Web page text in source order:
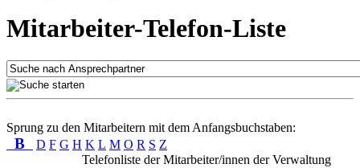
Mitarbeiter-Telefon-Liste
Sprung zu den Mitarbeitern mit dem Anfangsbuchstaben:
B D F G H K L M O R S Z
Telefonliste der Mitarbeiter/innen der Verwaltung